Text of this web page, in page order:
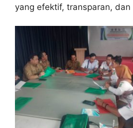
yang efektif, transparan, dan